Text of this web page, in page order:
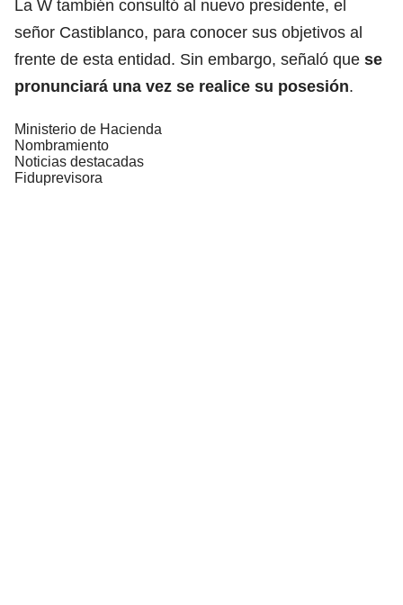
La W también consultó al nuevo presidente, el
señor Castiblanco, para conocer sus objetivos al
frente de esta entidad. Sin embargo, señaló que se
pronunciará una vez se realice su posesión.
Ministerio de Hacienda
Nombramiento
Noticias destacadas
Fiduprevisora